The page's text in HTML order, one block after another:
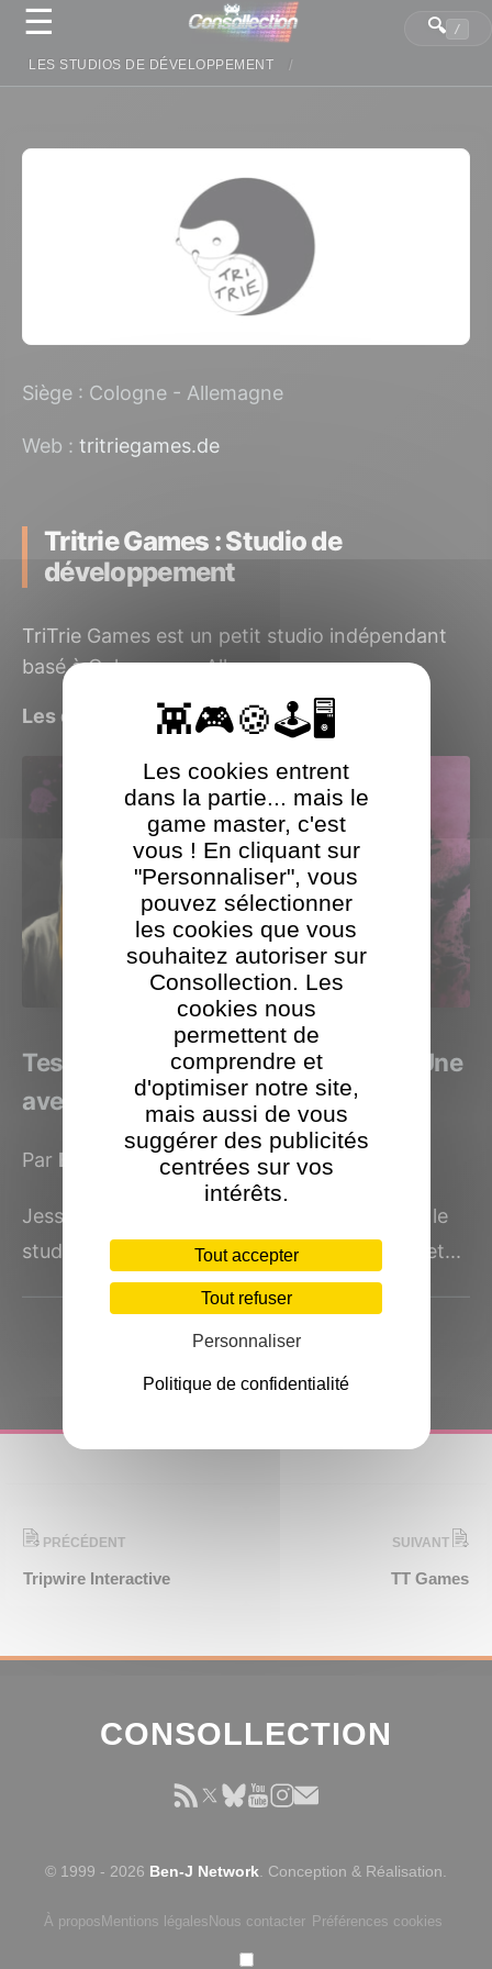
☰
LES STUDIOS DE DÉVELOPPEMENT
🔍 /
Siège : Cologne - Allemagne
Web : tritriegames.de
Tritrie Games : Studio de
développement
TriTrie Games est un petit studio indépendant
basé à Cologne, en Allemagne.
Les derniers jeux Tritrie Games testés
Test Jessika sur Nintendo Switch. Une
aventure narrative en FMV
Par Benjamin Levyle 27 mars 2022
Jessika est un jeu d'aventure développé par le
studio indépendant allemand Tritrie Games et...
PRÉCÉDENT
Tripwire Interactive
SUIVANT
TT Games
CONSOLLECTION
© 1999 - 2026 Ben-J Network. Conception & Réalisation.
À propos Mentions légales Nous contacter Préférences cookies
Panneau de gestion des cookies
Les cookies entrent
dans la partie... mais le
game master, c'est
vous ! En cliquant sur
"Personnaliser", vous
pouvez sélectionner
les cookies que vous
souhaitez autoriser sur
Consollection. Les
cookies nous
permettent de
comprendre et
d'optimiser notre site,
mais aussi de vous
suggérer des publicités
centrées sur vos
intérêts.
Tout accepter
Tout refuser
Personnaliser
Politique de confidentialité